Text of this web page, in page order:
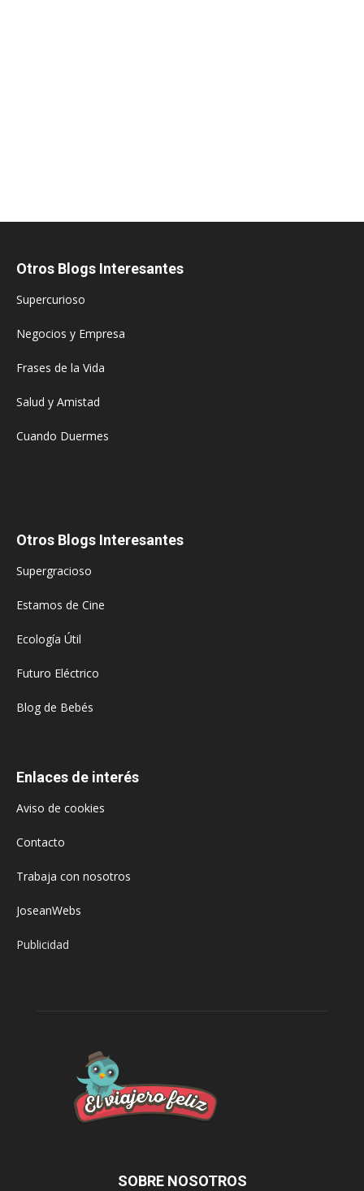
Otros Blogs Interesantes
Supercurioso
Negocios y Empresa
Frases de la Vida
Salud y Amistad
Cuando Duermes
Otros Blogs Interesantes
Supergracioso
Estamos de Cine
Ecología Útil
Futuro Eléctrico
Blog de Bebés
Enlaces de interés
Aviso de cookies
Contacto
Trabaja con nosotros
JoseanWebs
Publicidad
SOBRE NOSOTROS